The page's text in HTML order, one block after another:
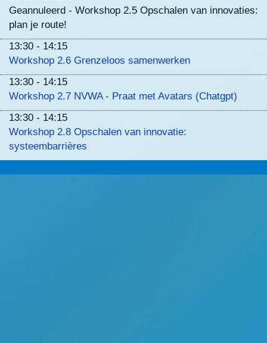
Geannuleerd - Workshop 2.5 Opschalen van innovaties:
plan je route!
13:30 - 14:15
Workshop 2.6 Grenzeloos samenwerken
13:30 - 14:15
Workshop 2.7 NVWA - Praat met Avatars (Chatgpt)
13:30 - 14:15
Workshop 2.8 Opschalen van innovatie:
systeembarrières